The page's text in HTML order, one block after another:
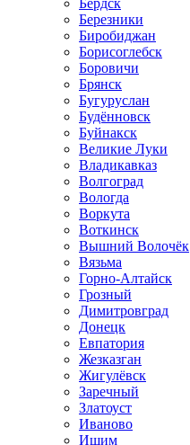
Бердск
Березники
Биробиджан
Борисоглебск
Боровичи
Брянск
Бугуруслан
Будённовск
Буйнакск
Великие Луки
Владикавказ
Волгоград
Вологда
Воркута
Воткинск
Вышний Волочёк
Вязьма
Горно-Алтайск
Грозный
Димитровград
Донецк
Евпатория
Жезказган
Жигулёвск
Заречный
Златоуст
Иваново
Ишим